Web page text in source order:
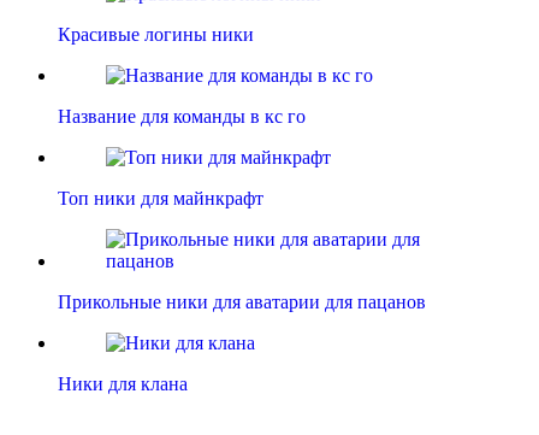
Красивые логины ники
Название для команды в кс го
Топ ники для майнкрафт
Прикольные ники для аватарии для пацанов
Ники для клана